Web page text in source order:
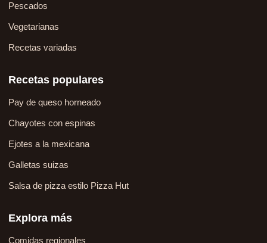
Pescados
Vegetarianas
Recetas variadas
Recetas populares
Pay de queso horneado
Chayotes con espinas
Ejotes a la mexicana
Galletas suizas
Salsa de pizza estilo Pizza Hut
Explora más
Comidas regionales